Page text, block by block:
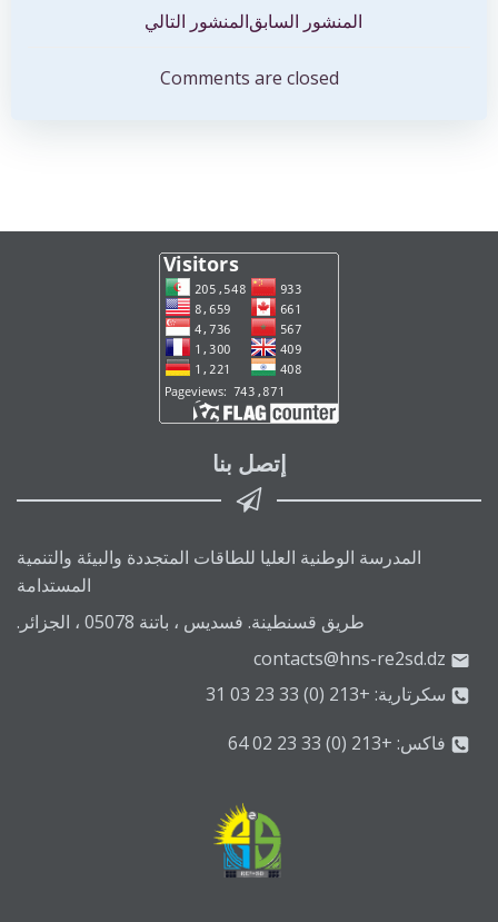
المقالات
المنشور السابقتصفّح
المقالات
المنشور التالي
Comments are closed
إتصل بنا
المدرسة الوطنية العليا للطاقات المتجددة والبيئة والتنمية
المستدامة
طريق قسنطينة. فسديس ، باتنة 05078 ، الجزائر.
contacts@hns-re2sd.dz
سكرتارية: +213 (0) 33 23 03 31
فاكس: +213 (0) 33 23 02 64